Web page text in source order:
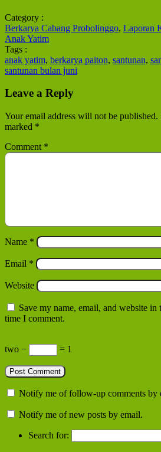
Category :
Berkarya Cabang Probolinggo, Laporan
Anak Yatim
Tags :
anak yatim, berkarya paiton, santunan,
santunan bulan juni
Leave a Reply
Your email address will not be published.
marked *
Comment *
Name *
Email *
Website
Save my name, email, and website
time I comment.
two − = 1
Notify me of follow-up comments by
Notify me of new posts by email.
Search for: